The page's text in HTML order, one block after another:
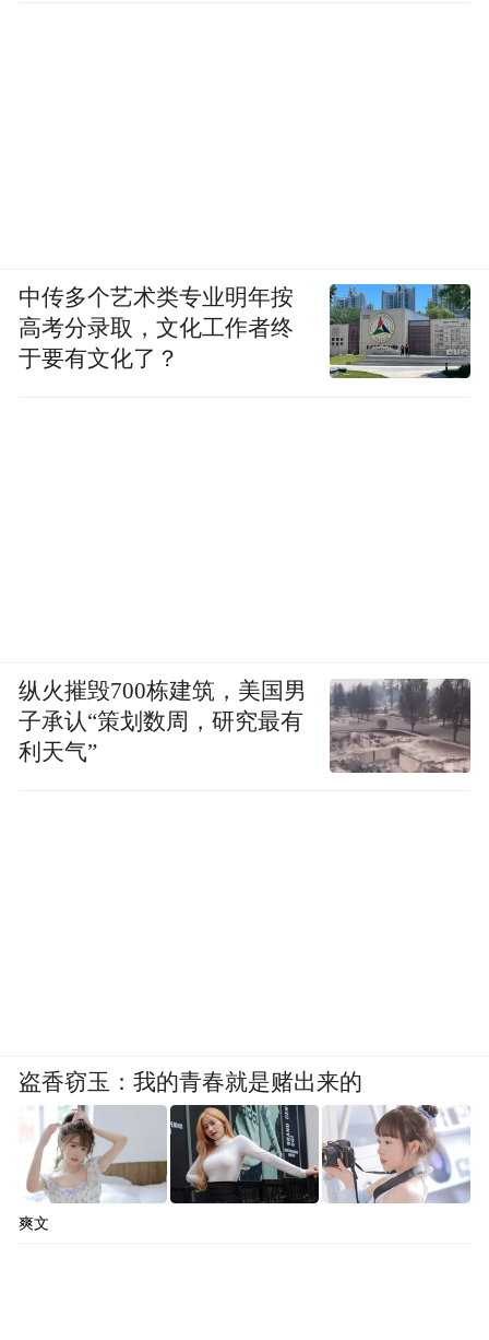
中传多个艺术类专业明年按
高考分录取，文化工作者终
于要有文化了？
纵火摧毁700栋建筑，美国男
子承认“策划数周，研究最有
利天气”
盗香窃玉：我的青春就是赌出来的
爽文